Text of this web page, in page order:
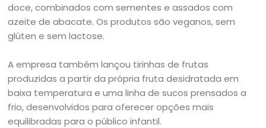
doce, combinados com sementes e assados com
azeite de abacate. Os produtos são veganos, sem
glúten e sem lactose.
A empresa também lançou tirinhas de frutas
produzidas a partir da própria fruta desidratada em
baixa temperatura e uma linha de sucos prensados a
frio, desenvolvidos para oferecer opções mais
equilibradas para o público infantil.